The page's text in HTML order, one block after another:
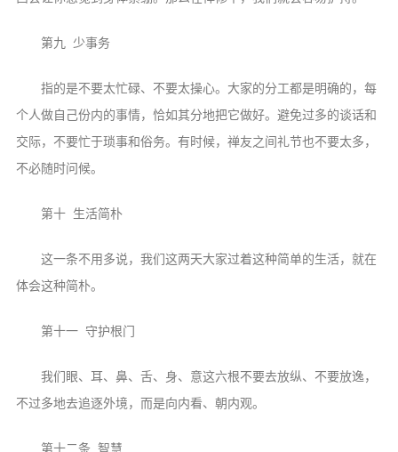
第九 少事务
指的是不要太忙碌、不要太操心。大家的分工都是明确的，每
个人做自己份内的事情，恰如其分地把它做好。避免过多的谈话和
交际，不要忙于琐事和俗务。有时候，禅友之间礼节也不要太多，
不必随时问候。
第十 生活简朴
这一条不用多说，我们这两天大家过着这种简单的生活，就在
体会这种简朴。
第十一 守护根门
我们眼、耳、鼻、舌、身、意这六根不要去放纵、不要放逸，
不过多地去追逐外境，而是向内看、朝内观。
第十二条 智慧